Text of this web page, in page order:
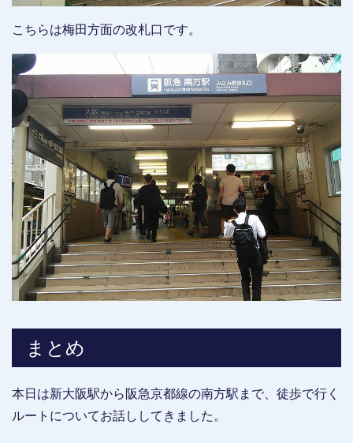
こちらは梅田方面の改札口です。
まとめ
本日は新大阪駅から阪急京都線の南方駅まで、徒歩で行く
ルートについてお話ししてきました。